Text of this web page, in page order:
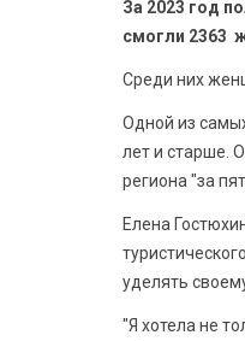
За 2023 год
смогли 2363
Среди них
Одной из
лет и старше.
региона "за
Елена
уделять
"Я хотела не